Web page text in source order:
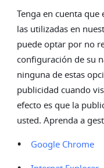
Tenga en cuenta
las utilizadas en
puede optar por no
configuración de su
ninguna de estas
publicidad cuando
efecto es que la
usted. Aprenda a
• Google Chrome